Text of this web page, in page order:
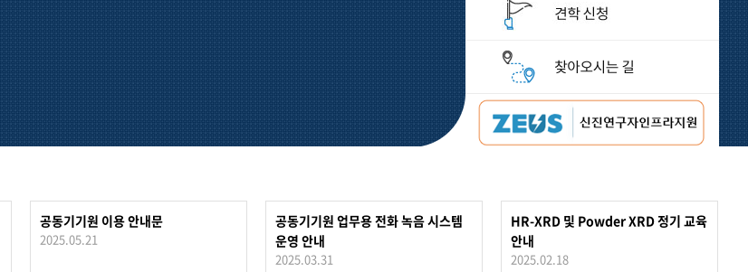
공동기기원 이용 안내문
2025.05.21
공동기기원 업무용 전화 녹음 시스템
운영 안내
2025.03.31
HR-XRD 및 Powder XRD 정기 교육
안내
2025.02.18